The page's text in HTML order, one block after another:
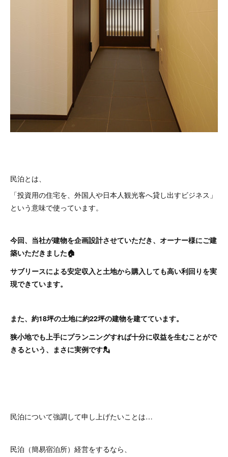
民泊とは、
「投資用の住宅を、外国人や日本人観光客へ貸し出すビジネス」
という意味で使っています。
今回、当社が建物を企画設計させていただき、オーナー様にご建
築いただきました🏠
サブリースによる安定収入と土地から購入しても高い利回りを実
現できています。
また、約18坪の土地に約22坪の建物を建てています。
狭小地でも上手にプランニングすれば十分に収益を生むことがで
きるという、まさに実例です💂
民泊について強調して申し上げたいことは…
民泊（簡易宿泊所）経営をするなら、